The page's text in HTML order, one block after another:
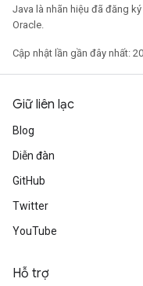
Java là nhãn hiệu đã đăng
Oracle.
Cập nhật lần gần đây nhất:
Giữ liên lạc
Blog
Diễn đàn
GitHub
Twitter
YouTube
Hỗ trợ